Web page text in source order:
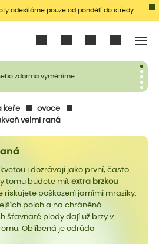
odesíláme pouze od pondělí do středy
zdarma vyměníme
keře
ovoce
velmi raná
i dozrávají jako první, často
tomu budete mít extra brzkou
riskujete poškození jarními mrazíky.
poloh a na chráněná
šťavnaté plody dají už brzy v
Oblíbená je odrůda